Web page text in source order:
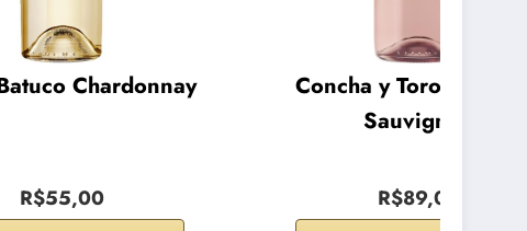
Chardonnay
R$55,00
Concha y Toro Cabernet
Sauvignon
R$89,00